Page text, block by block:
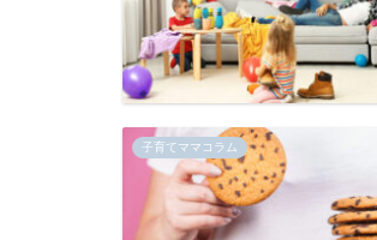
子育てママコラム